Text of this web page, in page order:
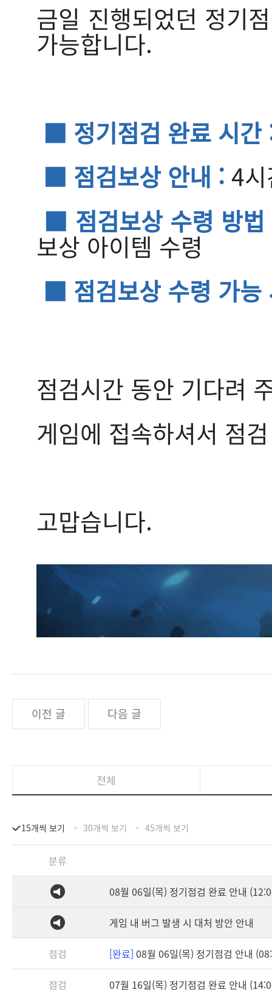
금일 진행되었던 정기
가능합니다.
■ 정기점검 완료 시간
■ 점검보상 안내 : 4
■ 점검보상 수령 방
보상 아이템 수령
■ 점검보상 수령 가능
점검시간 동안 기다려
게임에 접속하셔서 점
고맙습니다.
이전 글 다음 글
전체
15개씩 보기 30개씩 보기 45개씩 보기
분류
08월 06일(목) 정기점검 완료 안내
게임 내 버그 발생 시 대처 방안 안내
점검 [완료] 08월 06일(목) 정기점검 안내
점검 07월 16일(목) 정기점검 완료 안내